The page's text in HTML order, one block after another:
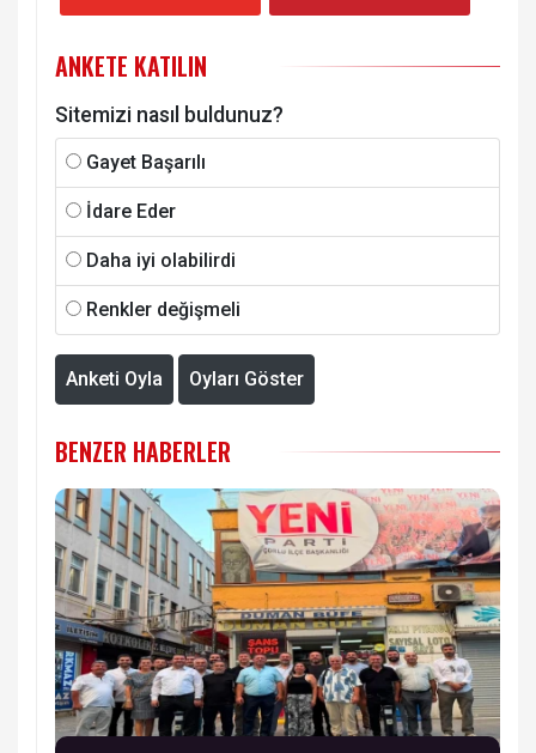
ANKETE KATILIN
Sitemizi nasıl buldunuz?
Gayet Başarılı
İdare Eder
Daha iyi olabilirdi
Renkler değişmeli
Anketi Oyla Oyları Göster
BENZER HABERLER